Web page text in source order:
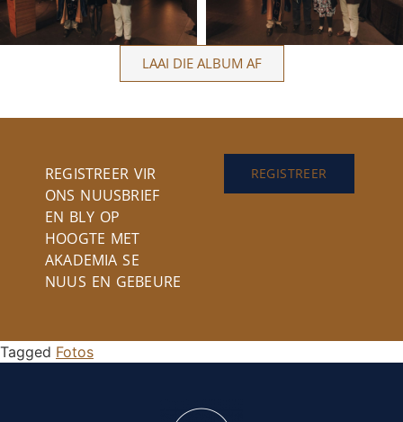
LAAI DIE ALBUM AF
REGISTREER VIR
ONS NUUSBRIEF
EN BLY OP
HOOGTE MET
AKADEMIA SE
NUUS EN GEBEURE
REGISTREER
Tagged Fotos